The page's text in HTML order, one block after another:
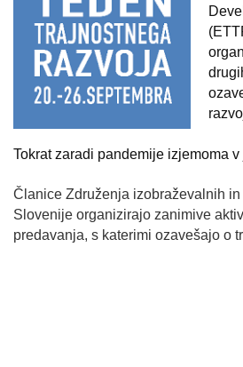
Tokrat zaradi pandemije izjemoma
Članice Združenja izobraževalnih
Slovenije organizirajo zanimive
predavanja, s katerimi ozavešajo o